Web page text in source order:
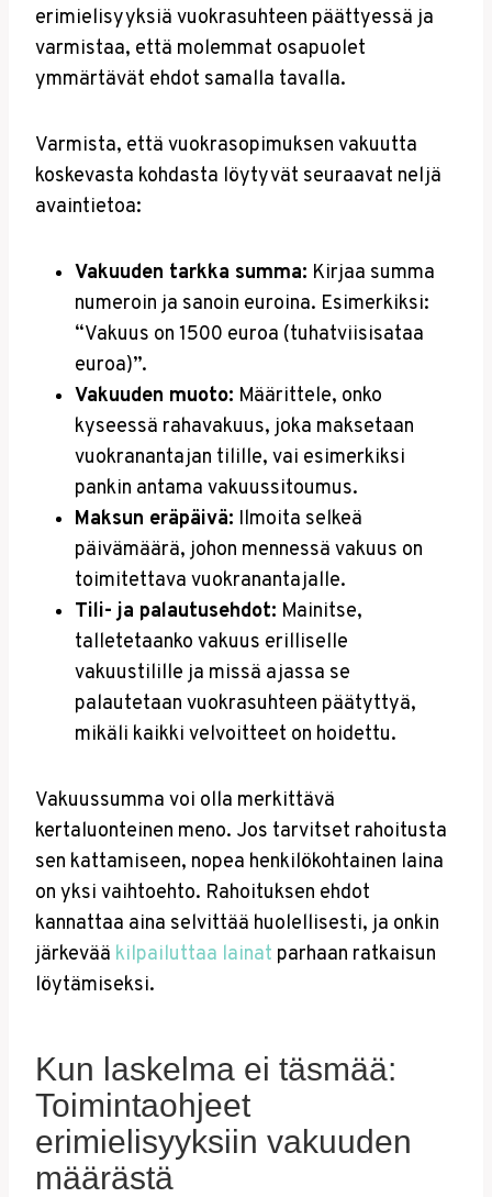
erimielisyyksiä vuokrasuhteen päättyessä ja
varmistaa, että molemmat osapuolet
ymmärtävät ehdot samalla tavalla.
Varmista, että vuokrasopimuksen vakuutta
koskevasta kohdasta löytyvät seuraavat neljä
avaintietoa:
Vakuuden tarkka summa: Kirjaa summa
numeroin ja sanoin euroina. Esimerkiksi:
“Vakuus on 1500 euroa (tuhatviisisataa
euroa)”.
Vakuuden muoto: Määrittele, onko
kyseessä rahavakuus, joka maksetaan
vuokranantajan tilille, vai esimerkiksi
pankin antama vakuussitoumus.
Maksun eräpäivä: Ilmoita selkeä
päivämäärä, johon mennessä vakuus on
toimitettava vuokranantajalle.
Tili- ja palautusehdot: Mainitse,
talletetaanko vakuus erilliselle
vakuustilille ja missä ajassa se
palautetaan vuokrasuhteen päätyttyä,
mikäli kaikki velvoitteet on hoidettu.
Vakuussumma voi olla merkittävä
kertaluonteinen meno. Jos tarvitset rahoitusta
sen kattamiseen, nopea henkilökohtainen laina
on yksi vaihtoehto. Rahoituksen ehdot
kannattaa aina selvittää huolellisesti, ja onkin
järkevää kilpailuttaa lainat parhaan ratkaisun
löytämiseksi.
Kun laskelma ei täsmää:
Toimintaohjeet
erimielisyyksiin vakuuden
määrästä